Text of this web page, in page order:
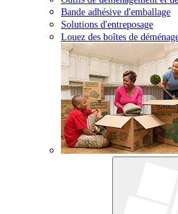
Bande adhésive d'emballage
Solutions d'entreposage
Louez des boîtes de